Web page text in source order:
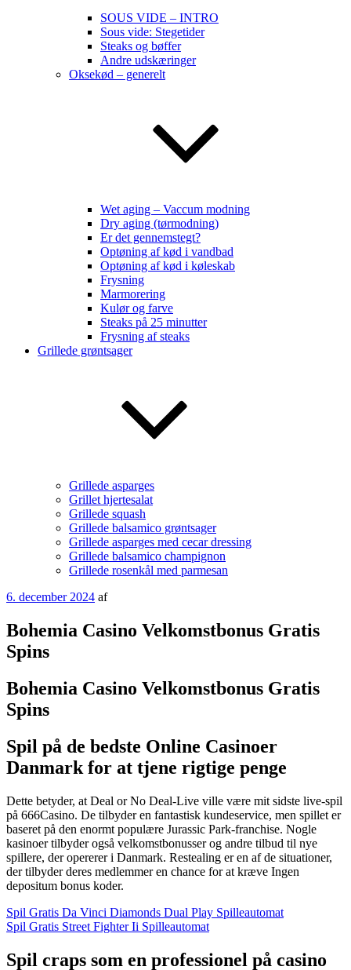
SOUS VIDE – INTRO
Sous vide: Stegetider
Steaks og bøffer
Andre udskæringer
Oksekød – generelt
Wet aging – Vaccum modning
Dry aging (tørmodning)
Er det gennemstegt?
Optøning af kød i vandbad
Optøning af kød i køleskab
Frysning
Marmorering
Kulør og farve
Steaks på 25 minutter
Frysning af steaks
Grillede grøntsager
Grillede asparges
Grillet hjertesalat
Grillede squash
Grillede balsamico grøntsager
Grillede asparges med cecar dressing
Grillede balsamico champignon
Grillede rosenkål med parmesan
Udgivet
6. december 2024 af
Bohemia Casino Velkomstbonus Gratis
Spins
Bohemia Casino Velkomstbonus Gratis
Spins
Spil på de bedste Online Casinoer
Danmark for at tjene rigtige penge
Dette betyder, at Deal or No Deal-Live ville være mit sidste live-spil
på 666Casino. De tilbyder en fantastisk kundeservice, men spillet er
baseret på den enormt populære Jurassic Park-franchise. Nogle
kasinoer tilbyder også velkomstbonusser og andre tilbud til nye
spillere, der opererer i Danmark. Restealing er en af de situationer,
der tilbyder deres medlemmer en chance for at kræve Ingen
depositum bonus koder.
Spil Gratis Da Vinci Diamonds Dual Play Spilleautomat
Spil Gratis Street Fighter Ii Spilleautomat
Spil craps som en professionel på casino